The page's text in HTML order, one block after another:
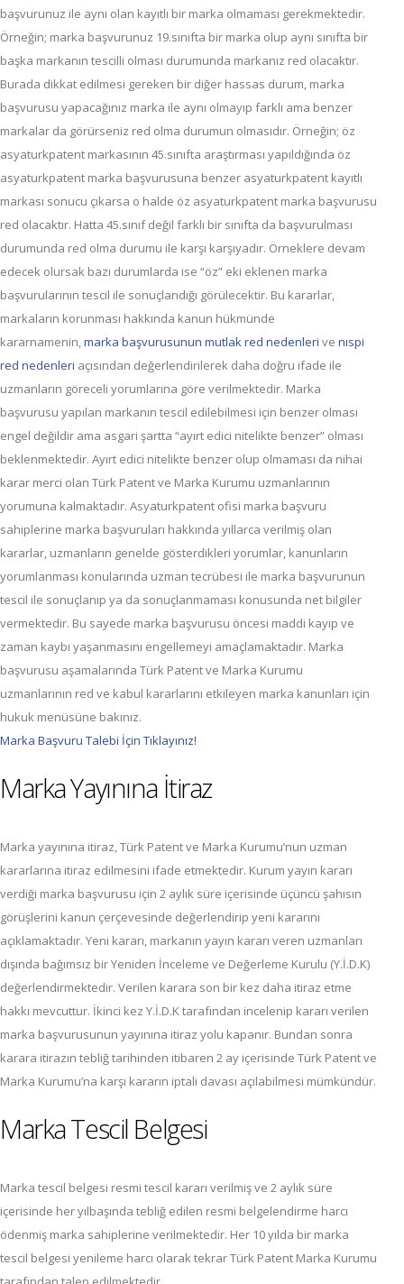
başvurunuz ile aynı olan kayıtlı bir marka olmaması gerekmektedir.
Örneğin; marka başvurunuz 19.sınıfta bir marka olup aynı sınıfta bir
başka markanın tescilli olması durumunda markanız red olacaktır.
Burada dikkat edilmesi gereken bir diğer hassas durum, marka
başvurusu yapacağınız marka ile aynı olmayıp farklı ama benzer
markalar da görürseniz red olma durumun olmasıdır. Örneğin; öz
asyaturkpatent markasının 45.sınıfta araştırması yapıldığında öz
asyaturkpatent marka başvurusuna benzer asyaturkpatent kayıtlı
markası sonucu çıkarsa o halde öz asyaturkpatent marka başvurusu
red olacaktır. Hatta 45.sınıf değil farklı bir sınıfta da başvurulması
durumunda red olma durumu ile karşı karşıyadır. Örneklere devam
edecek olursak bazı durumlarda ise “öz” eki eklenen marka
başvurularının tescil ile sonuçlandığı görülecektir. Bu kararlar,
markaların korunması hakkında kanun hükmünde
kararnamenin,marka başvurusunun mutlak red nedenleri ve nıspi
red nedenleri açısından değerlendirilerek daha doğru ifade ile
uzmanların göreceli yorumlarına göre verilmektedir. Marka
başvurusu yapılan markanın tescil edilebilmesi için benzer olması
engel değildir ama asgari şartta “ayırt edici nitelikte benzer” olması
beklenmektedir. Ayırt edici nitelikte benzer olup olmaması da nihai
karar merci olan Türk Patent ve Marka Kurumu uzmanlarının
yorumuna kalmaktadır. Asyaturkpatent ofisi marka başvuru
sahiplerine marka başvuruları hakkında yıllarca verilmiş olan
kararlar, uzmanların genelde gösterdikleri yorumlar, kanunların
yorumlanması konularında uzman tecrübesi ile marka başvurunun
tescil ile sonuçlanıp ya da sonuçlanmaması konusunda net bilgiler
vermektedir. Bu sayede marka başvurusu öncesi maddi kayıp ve
zaman kaybı yaşanmasını engellemeyi amaçlamaktadır. Marka
başvurusu aşamalarında Türk Patent ve Marka Kurumu
uzmanlarının red ve kabul kararlarını etkileyen marka kanunları için
hukuk menüsüne bakınız.
Marka Başvuru Talebi İçin Tıklayınız!
Marka Yayınına İtiraz
Marka yayınına itiraz, Türk Patent ve Marka Kurumu’nun uzman
kararlarına itiraz edilmesini ifade etmektedir. Kurum yayın kararı
verdiği marka başvurusu için 2 aylık süre içerisinde üçüncü şahısın
görüşlerini kanun çerçevesinde değerlendirip yeni kararını
açıklamaktadır. Yeni kararı, markanın yayın kararı veren uzmanları
dışında bağımsız bir Yeniden İnceleme ve Değerleme Kurulu (Y.İ.D.K)
değerlendirmektedir. Verilen karara son bir kez daha itiraz etme
hakkı mevcuttur. İkinci kez Y.İ.D.K tarafından incelenip kararı verilen
marka başvurusunun yayınına itiraz yolu kapanır. Bundan sonra
karara itirazın tebliğ tarihinden itibaren 2 ay içerisinde Türk Patent ve
Marka Kurumu’na karşı kararın iptali davası açılabilmesi mümkündür.
Marka Tescil Belgesi
Marka tescil belgesi resmi tescil kararı verilmiş ve 2 aylık süre
içerisinde her yılbaşında tebliğ edilen resmi belgelendirme harcı
ödenmiş marka sahiplerine verilmektedir. Her 10 yılda bir marka
tescil belgesi yenileme harcı olarak tekrar Türk Patent Marka Kurumu